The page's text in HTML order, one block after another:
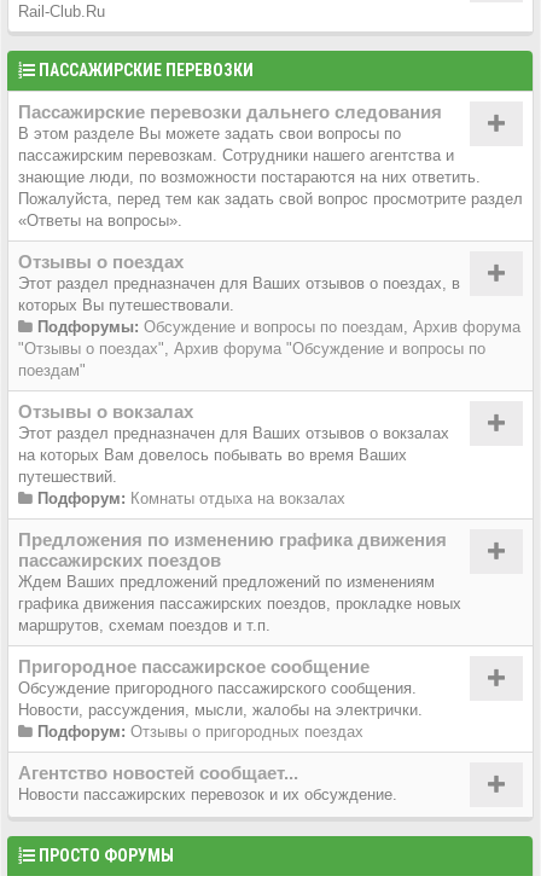
Rail-Club.Ru
ПАССАЖИРСКИЕ ПЕРЕВОЗКИ
Пассажирские перевозки дальнего следования
В этом разделе Вы можете задать свои вопросы по
пассажирским перевозкам. Сотрудники нашего агентства и
знающие люди, по возможности постараются на них ответить.
Пожалуйста, перед тем как задать свой вопрос просмотрите раздел
«Ответы на вопросы».
Отзывы о поездах
Этот раздел предназначен для Ваших отзывов о поездах, в
которых Вы путешествовали.
Подфорумы: Обсуждение и вопросы по поездам Архив форума
"Отзывы о поездах" Архив форума "Обсуждение и вопросы по
поездам"
Отзывы о вокзалах
Этот раздел предназначен для Ваших отзывов о вокзалах
на которых Вам довелось побывать во время Ваших
путешествий.
Подфорум: Комнаты отдыха на вокзалах
Предложения по изменению графика движения
пассажирских поездов
Ждем Ваших предложений предложений по изменениям
графика движения пассажирских поездов, прокладке новых
маршрутов, схемам поездов и т.п.
Пригородное пассажирское сообщение
Обсуждение пригородного пассажирского сообщения.
Новости, рассуждения, мысли, жалобы на электрички.
Подфорум: Отзывы о пригородных поездах
Агентство новостей сообщает...
Новости пассажирских перевозок и их обсуждение.
ПРОСТО ФОРУМЫ